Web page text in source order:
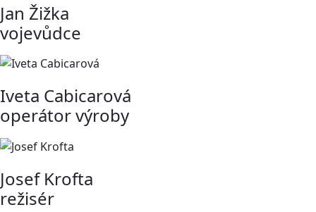
Jan Žižka
vojevůdce
Iveta Cabicarová
operátor výroby
Josef Krofta
režisér